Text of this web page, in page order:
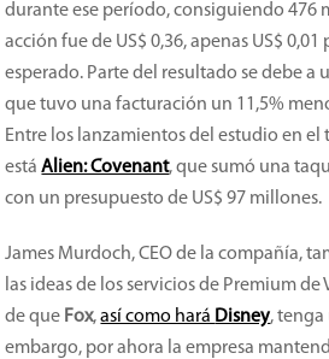
durante ese período, consiguiendo 476
acción fue de US$ 0,36, apenas US$
esperado. Parte del resultado se debe a
que tuvo una facturación un 11,5%
Entre los lanzamientos del estudio en
estáAlien: Covenant, que sumó una
con un presupuesto de US$ 97 millones.
James Murdoch, CEO de la compañía,
las ideas de los servicios de Premium
de que Fox,así como hará Disney, tenga
embargo, por ahora la empresa